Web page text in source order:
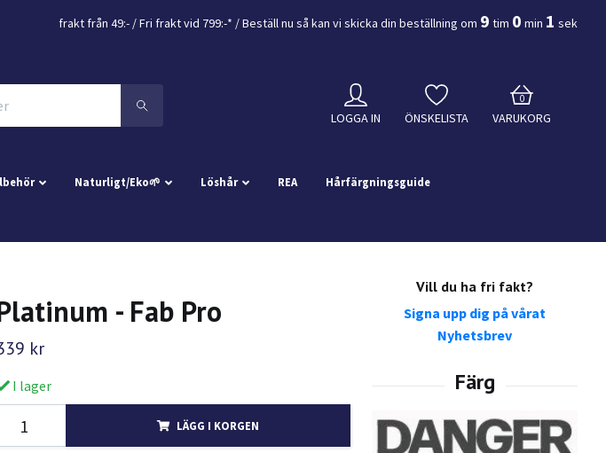
frakt från 49:- /Fri frakt vid 799:-* / Beställ nu så kan vi skicka din beställning om 9 tim 0 min 0 sek
LOGGA IN ÖNSKELISTA
0
VARUKORG
Naturligt/Eko🌱 Löshår REA Hårfärgningsguide
Vill du ha fri fakt?
Signa upp dig på vårat
Nyhetsbrev
- Fab Pro
kr
I lager
LÄGG I KORGEN